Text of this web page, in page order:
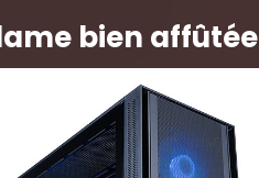
bien affûtée